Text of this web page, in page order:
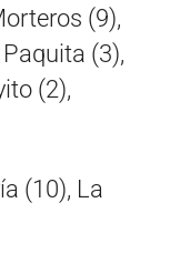
(9),
(3),
(2),
(10), La